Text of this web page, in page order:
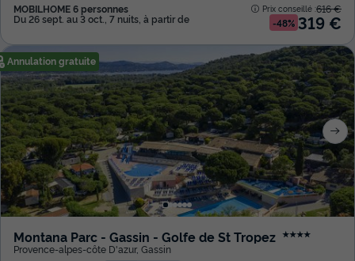
MOBILHOME 6 personnes
Du 26 sept. au 3 oct., 7 nuits, à partir de
Prix conseillé :616 €
-48% 319 €
Annulation gratuite
Montana Parc - Gassin - Golfe de St Tropez ★★★★
Provence-alpes-côte D'azur, Gassin